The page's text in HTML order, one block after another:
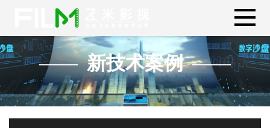
新技术案例